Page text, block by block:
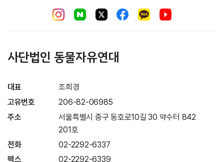
사단법인 동물자유연대
대표
조희경
고유번호
206-82-06985
주소
서울특별시 중구 동호로10길 30 약수터 842
201호
전화
02-2292-6337
팩스
02-2292-6339